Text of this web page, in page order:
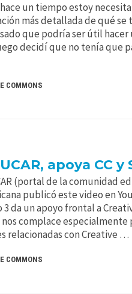
un tiempo estoy
más detallada de qué se
que podría ser útil
decidí que no tenía que
COMMONS
apoya CC
(portal de la comunidad
publicó este video en
da un apoyo frontal a
complace especialmente
relacionadas con Creative …
COMMONS